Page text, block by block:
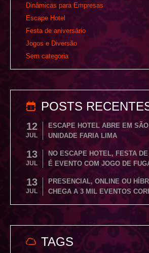
Dinâmicas para Empresas
Escape Hotel
Festa de aniversário
Jogos e Diversão
Sem categoria
POSTS
12
JUL
ESCAPE HOTEL ABRE EM
UNIDADE FARIA LIMA
13
JUL
NO ESCAPE HOTEL, FESTA
É EVENTO COM JOGO DE
13
JUL
PRESENCIAL, ONLINE OU
CHEGA A 3 MIL EVENTOS
TAGS